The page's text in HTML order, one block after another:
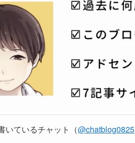
いているチャット（@chatblog0825